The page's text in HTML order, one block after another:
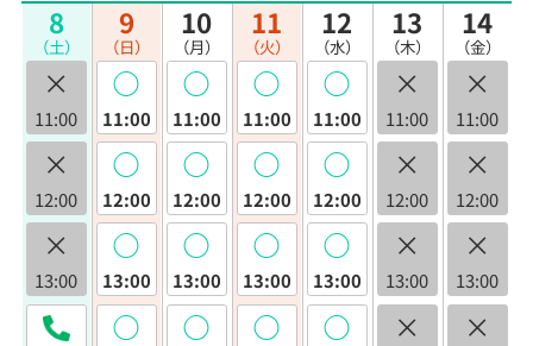
8
（土）
×
11:00
×
12:00
×
13:00
9
（日）
◯
11:00
◯
12:00
◯
13:00
◯
10
（月）
◯
11:00
◯
12:00
◯
13:00
◯
11
（火）
◯
11:00
◯
12:00
◯
13:00
◯
12
（水）
◯
11:00
◯
12:00
◯
13:00
◯
13
（木）
×
11:00
×
12:00
×
13:00
×
14
（金）
×
11:00
×
12:00
×
13:00
×